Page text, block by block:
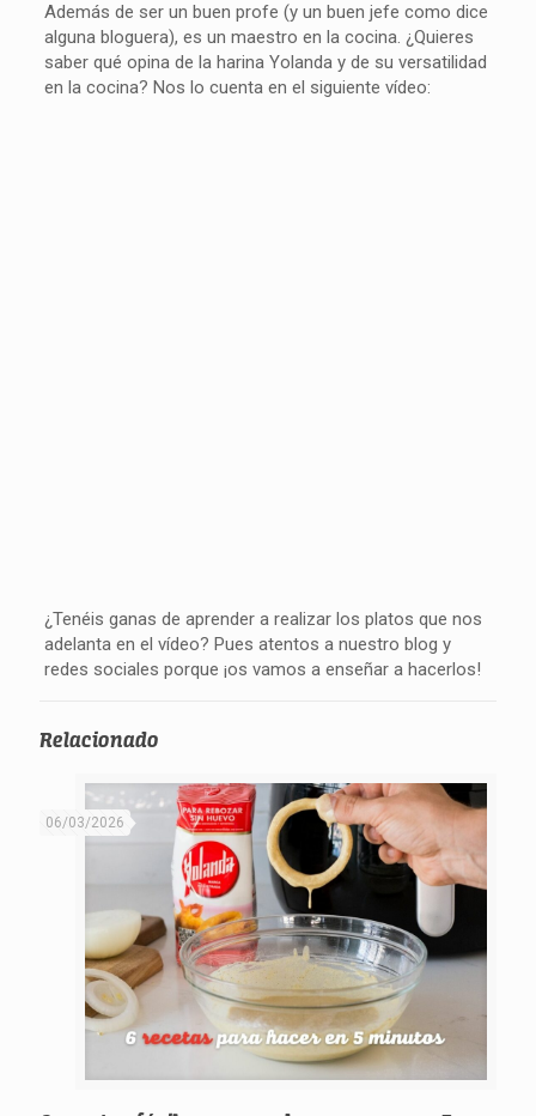
Además de ser un buen profe (y un buen jefe como dice
alguna bloguera), es un maestro en la cocina. ¿Quieres
saber qué opina de la harina Yolanda y de su versatilidad
en la cocina? Nos lo cuenta en el siguiente vídeo:
¿Tenéis ganas de aprender a realizar los platos que nos
adelanta en el vídeo? Pues atentos a nuestro blog y
redes sociales porque ¡os vamos a enseñar a hacerlos!
Relacionado
06/03/2026